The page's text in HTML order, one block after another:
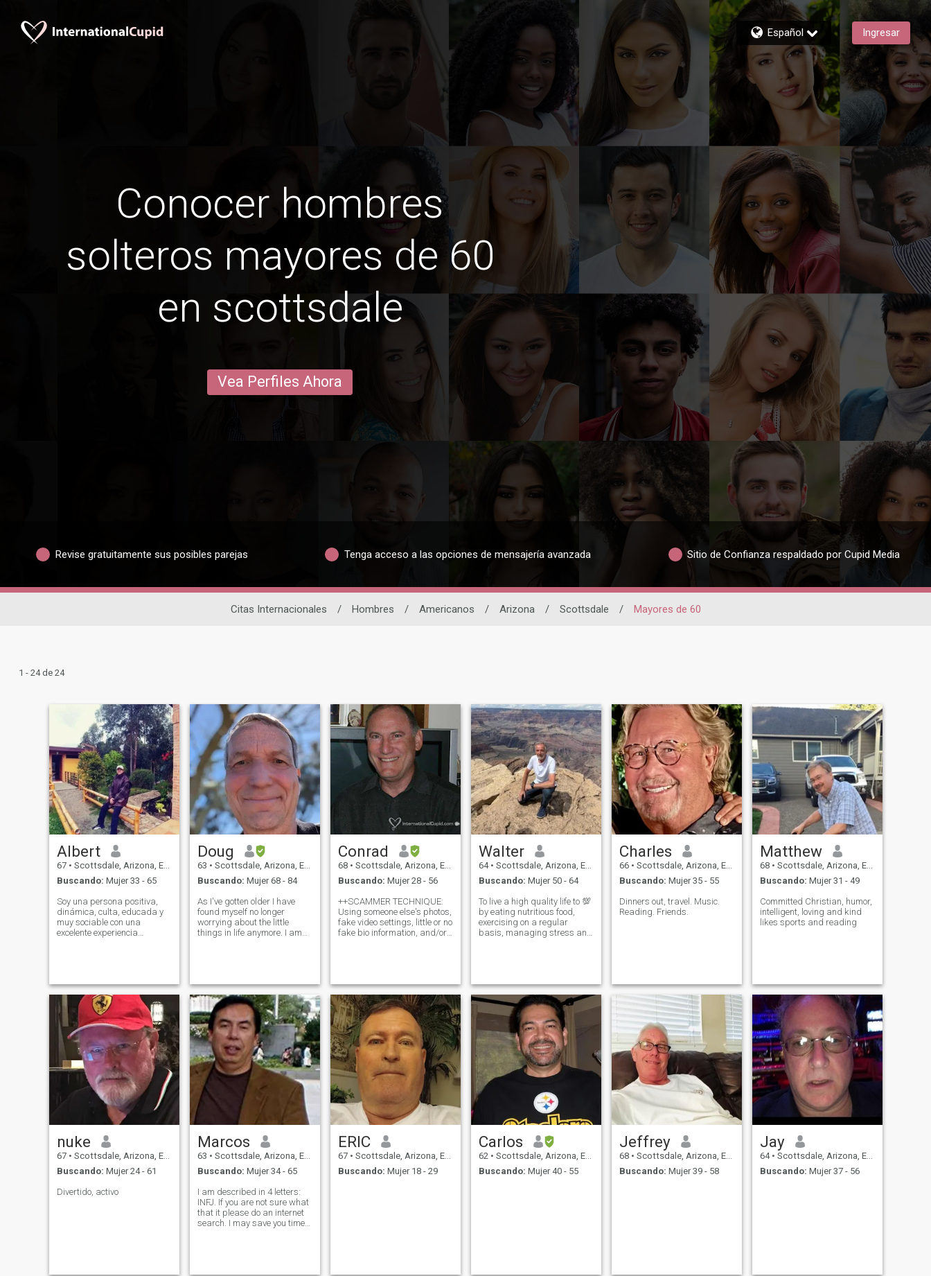
Español Ingresar
Conocer hombres
solteros mayores de 60
en scottsdale
Vea Perfiles Ahora
Revise gratuitamente sus posibles parejas Tenga acceso a las opciones de mensajería avanzada Sitio de Confianza respaldado por Cupid Media
Citas Internacionales / Hombres / Americanos / Arizona / Scottsdale / Mayores de 60
1 - 24 de 24
Albert
67 • Scottsdale, Arizona, Estados Unidos
Buscando: Mujer 33 - 65
Soy una persona positiva,
dinámica, culta, educada y
muy sociable con una
excelente experiencia
naturaleza; disfrutar de las
montañas, el mar y la playa.
Mis pasatiempos: Cocinar,
observar las estrellas y volar
con drones.
Doug
63 • Scottsdale, Arizona, Estados Unidos
Buscando: Mujer 68 - 84
As I've gotten older I have
found myself no longer
worrying about the little
things in life anymore. I am
reason . I try to stay positive
abou
Conrad
68 • Scottsdale, Arizona, Estados Unidos
Buscando: Mujer 28 - 56
++SCAMMER TECHNIQUE:
Using someone else's photos,
fake video settings, little or no
fake bio information, and/or
ghost you and report it to IC.
++
Walter
64 • Scottsdale, Arizona, Estados Unidos
Buscando: Mujer 50 - 64
To live a high quality life to 💯
by eating nutritious food,
exercising on a regular
basis, managing stress and
Charles
66 • Scottsdale, Arizona, Estados Unidos
Buscando: Mujer 35 - 55
Dinners out, travel. Music.
Reading. Friends.
Matthew
68 • Scottsdale, Arizona, Estados Unidos
Buscando: Mujer 31 - 49
Committed Christian, humor,
intelligent, loving and kind
likes sports and reading
nuke
67 • Scottsdale, Arizona, Estados Unidos
Buscando: Mujer 24 - 61
Divertido, activo
Marcos
63 • Scottsdale, Arizona, Estados Unidos
Buscando: Mujer 34 - 65
I am described in 4 letters:
INFJ. If you are not sure what
that it please do an internet
search. I may save you time
ERIC
67 • Scottsdale, Arizona, Estados Unidos
Buscando: Mujer 18 - 29
Carlos
62 • Scottsdale, Arizona, Estados Unidos
Buscando: Mujer 40 - 55
Jeffrey
68 • Scottsdale, Arizona, Estados Unidos
Buscando: Mujer 39 - 58
Jay
64 • Scottsdale, Arizona, Estados Unidos
Buscando: Mujer 37 - 56